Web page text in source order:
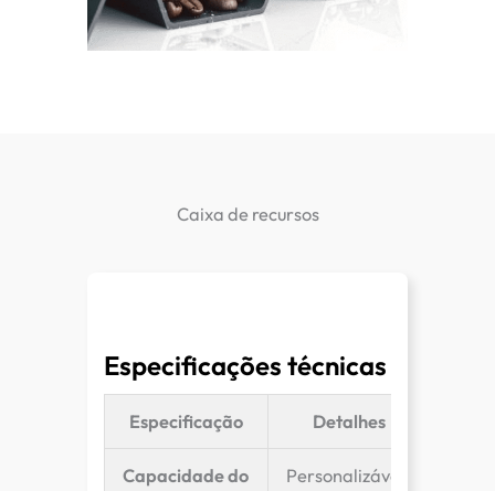
Caixa de recursos
Especificações técnicas
Especificação Detalhes
Capacidade do
Personalizável